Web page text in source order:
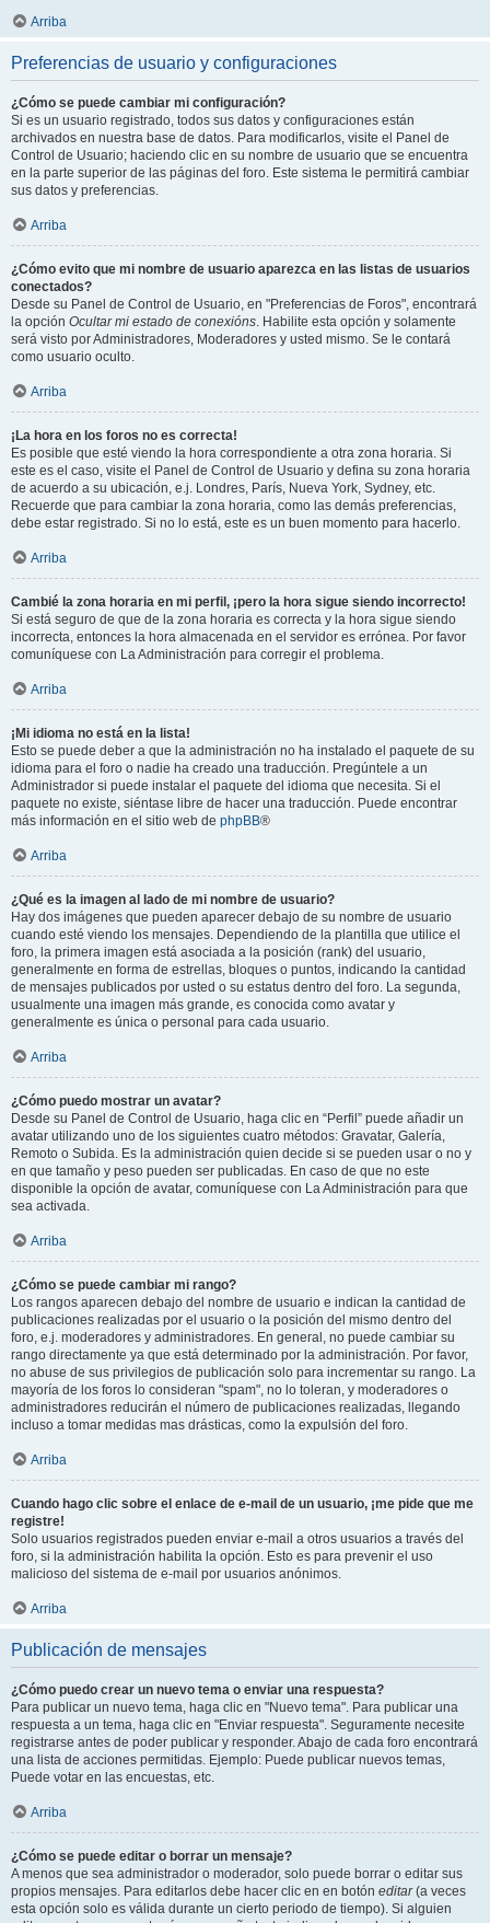
Arriba
Preferencias de usuario y configuraciones
¿Cómo se puede cambiar mi configuración?
Si es un usuario registrado, todos sus datos y configuraciones están
archivados en nuestra base de datos. Para modificarlos, visite el Panel de
Control de Usuario; haciendo clic en su nombre de usuario que se encuentra
en la parte superior de las páginas del foro. Este sistema le permitirá cambiar
sus datos y preferencias.
Arriba
¿Cómo evito que mi nombre de usuario aparezca en las listas de usuarios
conectados?
Desde su Panel de Control de Usuario, en "Preferencias de Foros", encontrará
la opción Ocultar mi estado de conexións. Habilite esta opción y solamente
será visto por Administradores, Moderadores y usted mismo. Se le contará
como usuario oculto.
Arriba
¡La hora en los foros no es correcta!
Es posible que esté viendo la hora correspondiente a otra zona horaria. Si
este es el caso, visite el Panel de Control de Usuario y defina su zona horaria
de acuerdo a su ubicación, e.j. Londres, París, Nueva York, Sydney, etc.
Recuerde que para cambiar la zona horaria, como las demás preferencias,
debe estar registrado. Si no lo está, este es un buen momento para hacerlo.
Arriba
Cambié la zona horaria en mi perfil, ¡pero la hora sigue siendo incorrecto!
Si está seguro de que de la zona horaria es correcta y la hora sigue siendo
incorrecta, entonces la hora almacenada en el servidor es errónea. Por favor
comuníquese con La Administración para corregir el problema.
Arriba
¡Mi idioma no está en la lista!
Esto se puede deber a que la administración no ha instalado el paquete de su
idioma para el foro o nadie ha creado una traducción. Pregúntele a un
Administrador si puede instalar el paquete del idioma que necesita. Si el
paquete no existe, siéntase libre de hacer una traducción. Puede encontrar
más información en el sitio web de phpBB®
Arriba
¿Qué es la imagen al lado de mi nombre de usuario?
Hay dos imágenes que pueden aparecer debajo de su nombre de usuario
cuando esté viendo los mensajes. Dependiendo de la plantilla que utilice el
foro, la primera imagen está asociada a la posición (rank) del usuario,
generalmente en forma de estrellas, bloques o puntos, indicando la cantidad
de mensajes publicados por usted o su estatus dentro del foro. La segunda,
usualmente una imagen más grande, es conocida como avatar y
generalmente es única o personal para cada usuario.
Arriba
¿Cómo puedo mostrar un avatar?
Desde su Panel de Control de Usuario, haga clic en “Perfil” puede añadir un
avatar utilizando uno de los siguientes cuatro métodos: Gravatar, Galería,
Remoto o Subida. Es la administración quien decide si se pueden usar o no y
en que tamaño y peso pueden ser publicadas. En caso de que no este
disponible la opción de avatar, comuníquese con La Administración para que
sea activada.
Arriba
¿Cómo se puede cambiar mi rango?
Los rangos aparecen debajo del nombre de usuario e indican la cantidad de
publicaciones realizadas por el usuario o la posición del mismo dentro del
foro, e.j. moderadores y administradores. En general, no puede cambiar su
rango directamente ya que está determinado por la administración. Por favor,
no abuse de sus privilegios de publicación solo para incrementar su rango. La
mayoría de los foros lo consideran "spam", no lo toleran, y moderadores o
administradores reducirán el número de publicaciones realizadas, llegando
incluso a tomar medidas mas drásticas, como la expulsión del foro.
Arriba
Cuando hago clic sobre el enlace de e-mail de un usuario, ¡me pide que me
registre!
Solo usuarios registrados pueden enviar e-mail a otros usuarios a través del
foro, si la administración habilita la opción. Esto es para prevenir el uso
malicioso del sistema de e-mail por usuarios anónimos.
Arriba
Publicación de mensajes
¿Cómo puedo crear un nuevo tema o enviar una respuesta?
Para publicar un nuevo tema, haga clic en "Nuevo tema". Para publicar una
respuesta a un tema, haga clic en "Enviar respuesta". Seguramente necesite
registrarse antes de poder publicar y responder. Abajo de cada foro encontrará
una lista de acciones permitidas. Ejemplo: Puede publicar nuevos temas,
Puede votar en las encuestas, etc.
Arriba
¿Cómo se puede editar o borrar un mensaje?
A menos que sea administrador o moderador, solo puede borrar o editar sus
propios mensajes. Para editarlos debe hacer clic en en botón editar(a veces
esta opción solo es válida durante un cierto periodo de tiempo). Si alguien